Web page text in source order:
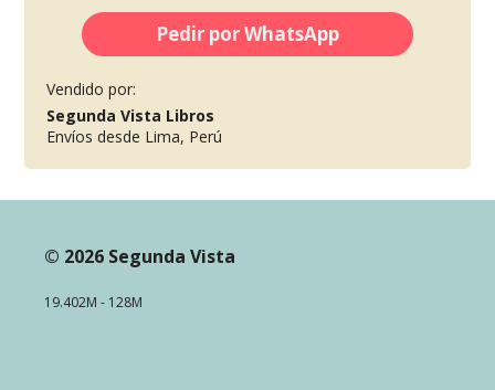
Pedir por WhatsApp
Vendido por:
Segunda Vista Libros
Envíos desde Lima, Perú
© 2026 Segunda Vista
19.402M - 128M